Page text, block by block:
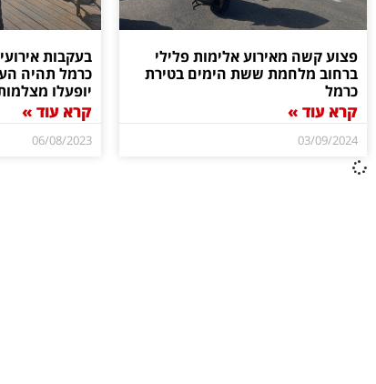
פצוע קשה מאירוע אלימות פלילי
ברחוב מלחמת ששת הימים בטירת
כרמל
קרא עוד »
03/09/2024
בעקבות
כרמל תהיה
יופעלו
קרא עוד »
06/08/2023